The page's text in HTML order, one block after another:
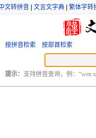
文转拼音 文言文字典 繁体字转
按拼音检索 按部首检索
提示： 支持拼音查询，例：“wen